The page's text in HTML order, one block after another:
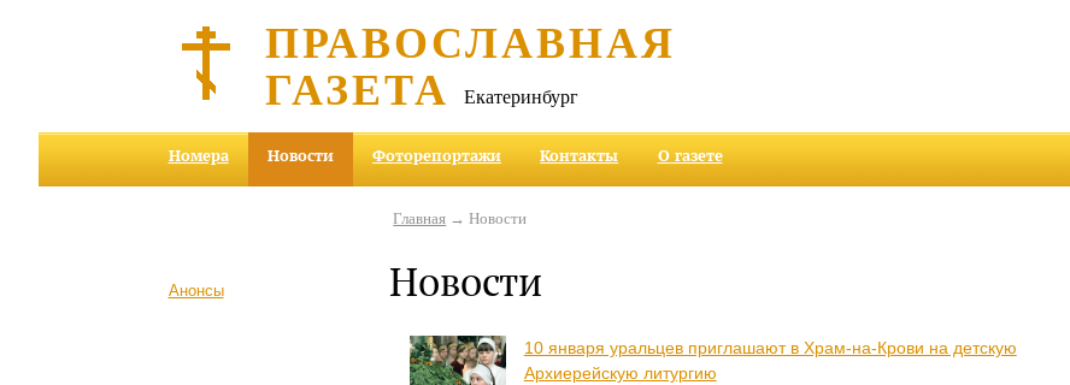
ПРАВОСЛАВНАЯ
ГАЗЕТА Екатеринбург
Номера Новости Фоторепортажи Контакты О газете
Анонсы
Главная → Новости
Новости
10 января уральцев приглашают в Храм-на-Крови на детскую
Архиерейскую литургию